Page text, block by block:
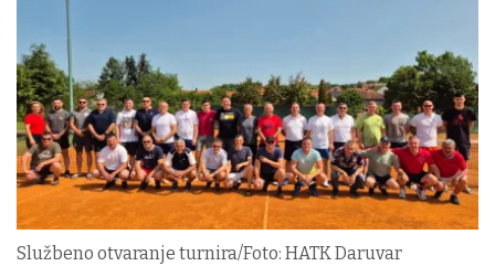
Službeno otvaranje turnira/Foto: HATK Daruvar